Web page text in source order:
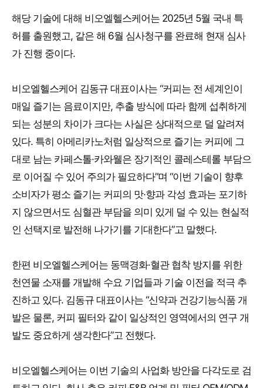
해당 기술에 대해 비오엘헬스케어는 2025년 5월 국내 특
허를 출원했고, 같은 해 6월 심사청구를 완료해 현재 심사
가 진행 중이다.
비오엘헬스케어 김동규 대표이사는 “커피는 전 세계인이
매일 즐기는 음료이지만, 추출 방식에 따라 함께 섭취하게
되는 성분의 차이가 크다는 사실은 상대적으로 덜 알려져
있다. 특히 아메리카노처럼 일상적으로 즐기는 커피에 그
대로 남는 카페스톨·카와웰은 장기적인 콜레스테롤 부담으
로 이어질 수 있어 주의가 필요하다”며 “이번 기술이 향후
소비자가 평소 즐기는 커피의 맛·향과 각성 효과는 포기하
지 않으면서도 심혈관 부담을 의미 있게 덜 수 있는 현실적
인 선택지로 발전해 나가기를 기대한다”고 말했다.
한편 비오엘헬스케어는 동맥경화·혈관 협착 방지를 위한
천연물 소재를 개발해 수요 기업들과 기술 이전을 적극 추
진하고 있다. 김동규 대표이사는 “신약과 건강기능식품 개
발은 물론, 커피 필터와 같이 일상적인 영역에서의 연구 개
발도 중요하게 생각한다”고 전했다.
비오엘헬스케어는 이번 기술의 사업화 방안을 다각도로 검